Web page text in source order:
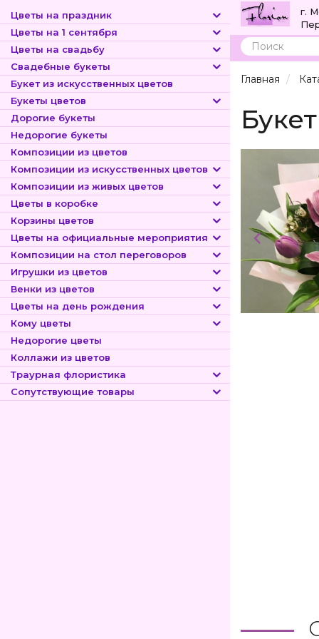
Цветы на праздник
Цветы на 1 сентября
Цветы на свадьбу
Свадебные букеты
Букет из искусственных цветов
Букеты цветов
Дорогие букеты
Недорогие букеты
Композиции из цветов
Композиции из искусственных цветов
Композиции из живых цветов
Цветы в коробке
Корзины цветов
Цветы на официальные мероприятия
Композиции на стол переговоров
Игрушки из цветов
Венки из цветов
Цветы на день рождения
Кому цветы
Недорогие цветы
Коллажи из цветов
Траурная флористика
Сопутствующие товары
г.
Поиск
Главная